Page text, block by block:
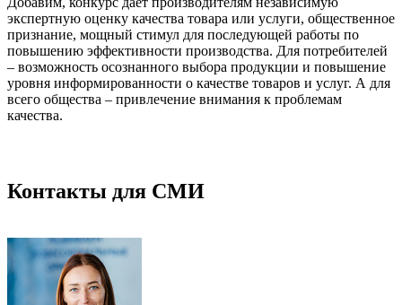
экспертную оценку качества товара или услуги, общественное
признание, мощный стимул для последующей работы по
повышению эффективности производства. Для потребителей
– возможность осознанного выбора продукции и повышение
уровня информированности о качестве товаров и услуг. А для
всего общества – привлечение внимания к проблемам
качества.
Контакты для СМИ